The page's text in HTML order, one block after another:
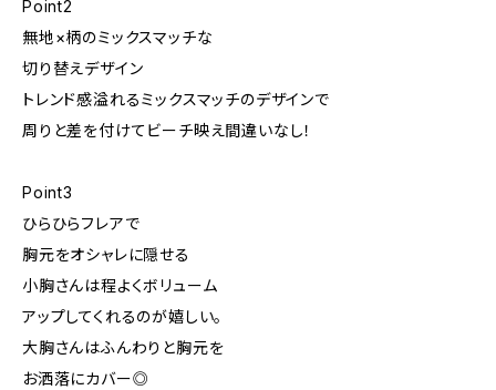
Point2
無地×柄のミックスマッチな
切り替えデザイン
トレンド感溢れるミックスマッチのデザインで
周りと差を付けてビーチ映え間違いなし！
Point3
ひらひらフレアで
胸元をオシャレに隠せる
小胸さんは程よくボリューム
アップしてくれるのが嬉しい。
大胸さんはふんわりと胸元を
お洒落にカバー◎